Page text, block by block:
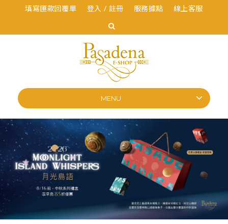
填寫匯款回覆單 登入 / 註冊 服務據點 線上客服
MENU